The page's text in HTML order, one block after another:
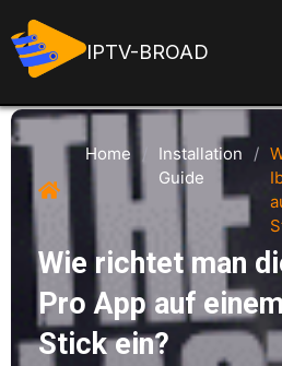
IPTV-BROAD
Home
Installation
Guide
/
Wie richtet man
Pro App auf
Stick ein?